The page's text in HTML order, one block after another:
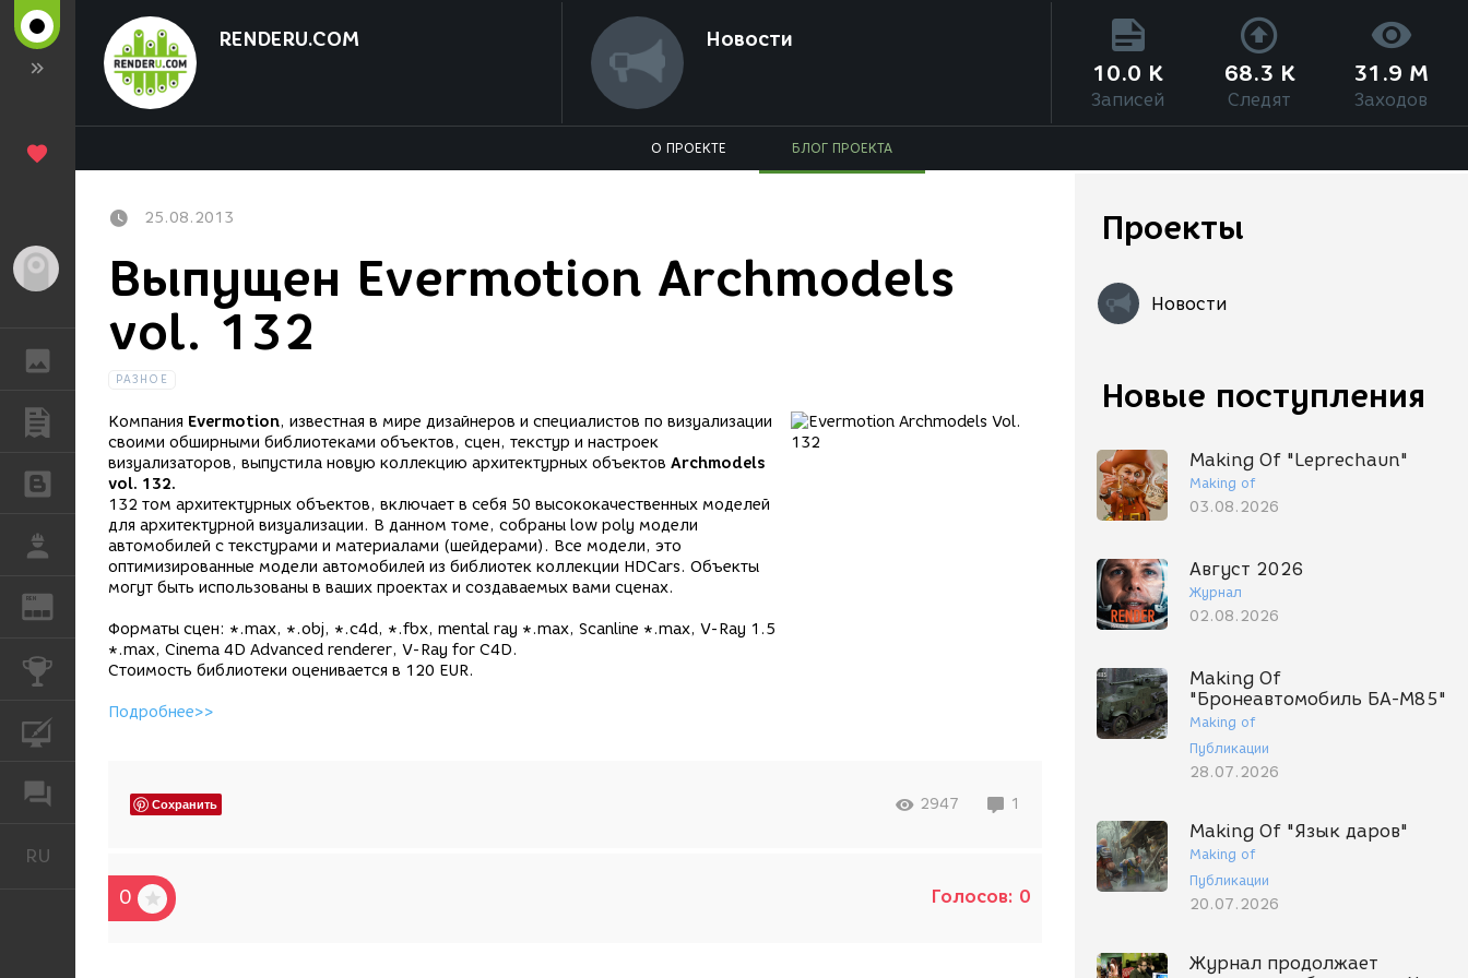
ПУБЛИКАЦИИ
БЛОГИ
РАБОТА
REN
КОНКУРСЫ
ФОРУМ
RU
RENDERU.COM Новости
10.0 K
Записей
68.3 K
Следят
31.9 M
Заходов
О ПРОЕКТЕ БЛОГ ПРОЕКТА
Проекты
Новости
Новые поступления
Making Of "Leprechaun"
Making of
03.08.2026
Август 2026
Журнал
02.08.2026
Making Of
"Бронеавтомобиль БА-М85"
Making of
Публикации
28.07.2026
Making Of "Язык даров"
Making of
Публикации
20.07.2026
Журнал продолжает
25.08.2013
Выпущен Evermotion Archmodels
vol. 132
РАЗНОЕ
Компания Evermotion, известная в мире дизайнеров и специалистов по визуализации
своими обширными библиотеками объектов, сцен, текстур и настроек
визуализаторов, выпустила новую коллекцию архитектурных объектов Archmodels
vol. 132.
132 том архитектурных объектов, включает в себя 50 высококачественных моделей
для архитектурной визуализации. В данном томе, собраны low poly модели
автомобилей с текстурами и материалами (шейдерами). Все модели, это
оптимизированные модели автомобилей из библиотек коллекции HDCars. Объекты
могут быть использованы в ваших проектах и создаваемых вами сценах.
Форматы сцен: *.max, *.obj, *.c4d, *.fbx, mental ray *.max, Scanline *.max, V-Ray 1.5
*.max, Cinema 4D Advanced renderer, V-Ray for C4D.
Стоимость библиотеки оценивается в 120 EUR.
Подробнее>>
Сохранить 2947 1
0 Голосов: 0